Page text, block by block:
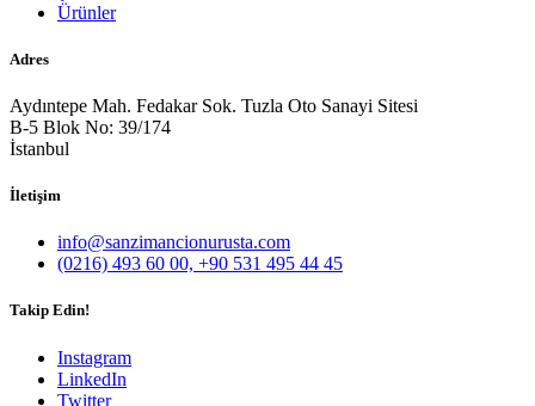
Ürünler
Adres
Aydıntepe Mah. Fedakar Sok. Tuzla Oto Sanayi Sitesi
B-5 Blok No: 39/174
İstanbul
İletişim
info@sanzimancionurusta.com
(0216) 493 60 00, +90 531 495 44 45
Takip Edin!
Instagram
LinkedIn
Twitter